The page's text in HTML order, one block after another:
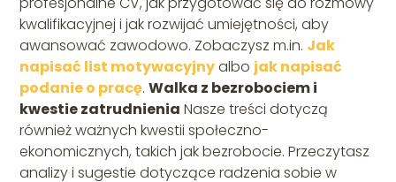
kwalifikacyjnej i jak rozwijać umiejętności, aby
awansować zawodowo. Zobaczysz m.in. Jak
napisać list motywacyjnyalbo jak napisać
podanie o pracę.Walka z bezrobociem i
kwestie zatrudnienia Nasze treści dotyczą
również ważnych kwestii społeczno-
ekonomicznych, takich jak bezrobocie. Przeczytasz
analizy i sugestie dotyczące radzenia sobie w